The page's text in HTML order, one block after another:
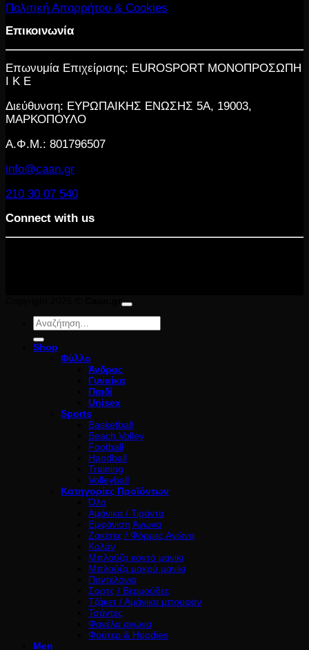
Πολιτική Απορρήτου & Cookies
Επικοινωνία
Επωνυμία Επιχείρισης: EUROSPORT ΜΟΝΟΠΡΟΣΩΠΗ
Ι Κ Ε
Διεύθυνση: ΕΥΡΩΠΑΙΚΗΣ ΕΝΩΣΗΣ 5Α, 19003,
ΜΑΡΚΟΠΟΥΛΟ
Α.Φ.Μ.: 801796507
info@caan.gr
210 30 07 540
Connect with us
Αναζήτηση
για:
Shop
Φύλλο
Άνδρας
Γυναίκα
Παιδί
Unisex
Sports
Basketball
Beach Volley
Football
Handball
Training
Volleyball
Κατηγορίες Προϊόντων
Όλα
Αμάνικα / Τιράντα
Εμφάνιση Αγώνα
Ζακέτες / Φόρμες Αγώνα
Κολάν
Μπλούζα κοντό μανίκι
Μπλούζα μακρύ μανίκι
Παντελόνια
Σορτς / Βερμούδες
Τζάκετ / Αμάνικα μπουφάν
Τσάντες
Φανέλα αγώνα
Φούτερ & Hoodies
Men